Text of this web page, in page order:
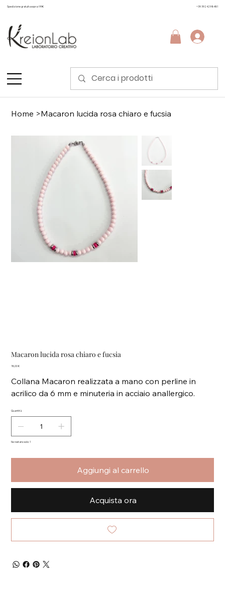
Spedizione gratuita sopra i 99€ +39 3924298481
Home >Macaron lucida rosa chiaro e fucsia
Macaron lucida rosa chiaro e fucsia
Prezzo
18,00 €
Collana Macaron realizzata a mano con perline in
acrilico da 6 mm e minuteria in acciaio anallergico.
Quantità
Ne restano solo: 1
Aggiungi al carrello
Acquista ora